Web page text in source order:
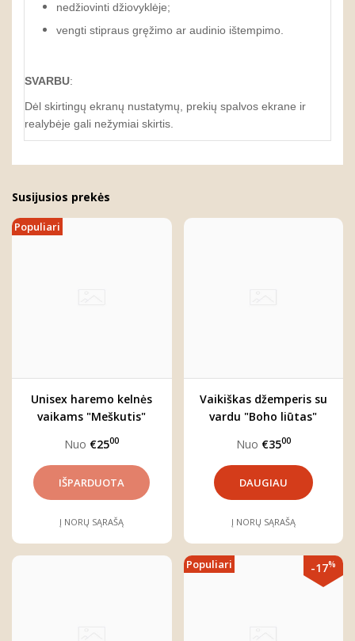
nedžiovinti džiovyklėje;
vengti stipraus gręžimo ar audinio ištempimo.
SVARBU:
Dėl skirtingų ekranų nustatymų, prekių spalvos ekrane ir
realybėje gali nežymiai skirtis.
Susijusios prekės
Populiari
Unisex haremo kelnės
vaikams "Meškutis"
Nuo €2500
Į NORŲ SĄRAŠĄ
Vaikiškas džemperis su
vardu "Boho liūtas"
Nuo €3500
DAUGIAU
Į NORŲ SĄRAŠĄ
Populiari -17%